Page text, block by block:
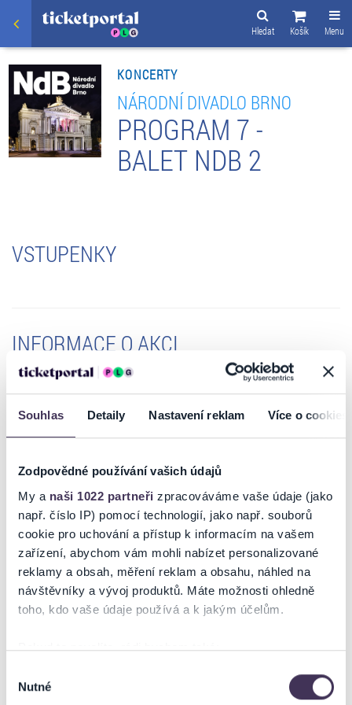
Souhlas Detaily Nastavení reklam Více o cookies
Zodpovědné používání vašich údajů
My a naši 1022 partneři zpracováváme vaše údaje (jako
např. číslo IP) pomocí technologií, jako např. souborů
cookie pro uchování a přístup k informacím na vašem
zařízení, abychom vám mohli nabízet personalizované
reklamy a obsah, měření reklam a obsahu, náhled na
návštěvníky a vývoj produktů. Máte možnosti ohledně
toho, kdo vaše údaje používá a k jakým účelům.
Pokud to povolíte, rádi bychom také:
které mohou být přesné na několik metrů
souhlasu
Nutné
Menu
Košík
Hledat
KONCERTY
NÁRODNÍ DIVADLO BRNO
PROGRAM 7 -
BALET NDB 2
VSTUPENKY
INFORMACE O AKCI
Balet NdB 2
originální vstupenky.
Ticketportal nemůže zaručit pravost vstupenek
zakoupených na přeprodejních portálech. Ticketportal s
těmito společnostmi nemá nic společného a tento
způsob přeprodávání vstupenek nepodporuje.
Portál Ticketportal.cz je online tržištěm.Smlouvu o účasti
www.ticketportal.cz pouze výrobky nebo služby, jež jsou